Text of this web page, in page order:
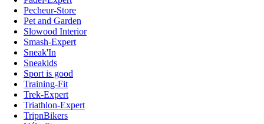
Pecheur-Store
Pet and Garden
Slowood Interior
Smash-Expert
Sneak'In
Sneakids
Sport is good
Training-Fit
Trek-Expert
Triathlon-Expert
TripnBikers